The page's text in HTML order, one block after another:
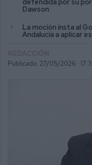
Dawson
La moción insta al
Andalucía a aplicar
Publicado: 27/05/2026 ·